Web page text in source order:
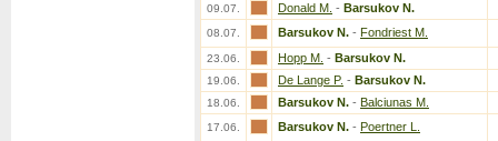
09.07. Donald M. - Barsukov N.
08.07. Barsukov N. - Fondriest M.
23.06. Hopp M. - Barsukov N.
19.06. De Lange P. - Barsukov N.
18.06. Barsukov N. - Balciunas M.
17.06. Barsukov N. - Poertner L.